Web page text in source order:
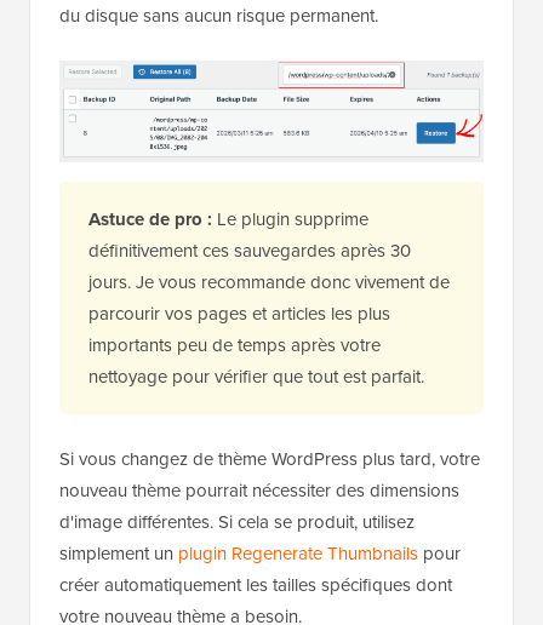
du disque sans aucun risque permanent.
Astuce de pro : Le plugin supprime
définitivement ces sauvegardes après 30
jours. Je vous recommande donc vivement de
parcourir vos pages et articles les plus
importants peu de temps après votre
nettoyage pour vérifier que tout est parfait.
Si vous changez de thème WordPress plus tard, votre
nouveau thème pourrait nécessiter des dimensions
d'image différentes. Si cela se produit, utilisez
simplement un plugin Regenerate Thumbnails pour
créer automatiquement les tailles spécifiques dont
votre nouveau thème a besoin.